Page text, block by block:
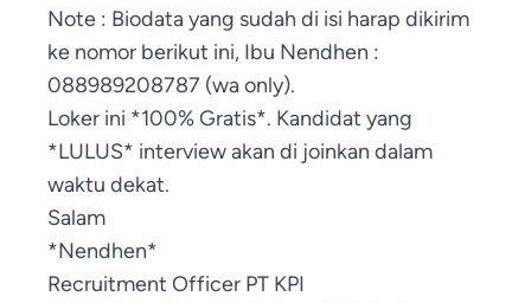
Note : Biodata yang sudah di isi harap dikirim
ke nomor berikut ini, Ibu Nendhen :
088989208787 (wa only).
Loker ini *100% Gratis*. Kandidat yang
*LULUS* interview akan di joinkan dalam
waktu dekat.
Salam
*Nendhen*
Recruitment Officer PT KPI